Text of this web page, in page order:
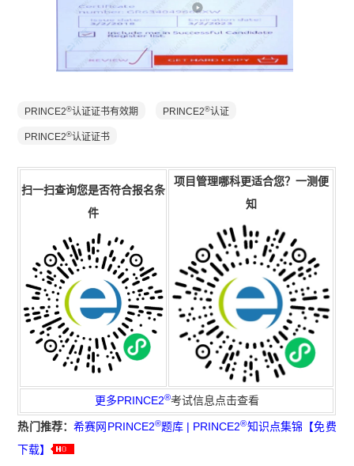
PRINCE2®认证证书有效期 PRINCE2®认证
PRINCE2®认证证书
扫一扫查询您是否符合报名条
件
项目管理哪科更适合您？一测便
知
更多PRINCE2®考试信息点击查看
热门推荐：希赛网PRINCE2®题库 | PRINCE2®知识点集锦【免费
下载】